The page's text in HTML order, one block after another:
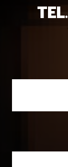
TEL.